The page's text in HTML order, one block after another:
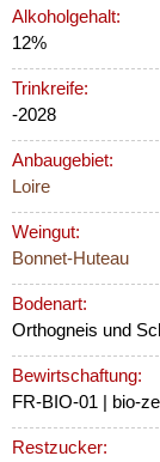
Alkoholgehalt:
12%
Trinkreife:
-2028
Anbaugebiet:
Loire
Weingut:
Bonnet-Huteau
Bodenart:
Orthogneis und
Bewirtschaftung:
FR-BIO-01 | bio-
Restzucker: